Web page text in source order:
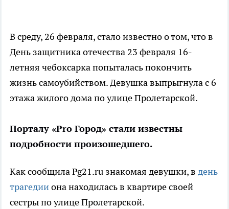
В среду, 26 февраля, стало известно о том, что в
День защитника отечества 23 февраля 16-
летняя чебоксарка попыталась покончить
жизнь самоубийством. Девушка выпрыгнула с 6
этажа жилого дома по улице Пролетарской.
Порталу «Pro Город» стали известны
подробности произошедшего.
Как сообщила Pg21.ru знакомая девушки, в день
трагедииона находилась в квартире своей
сестры по улице Пролетарской.